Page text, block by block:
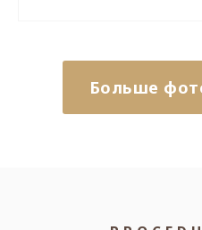
Больше